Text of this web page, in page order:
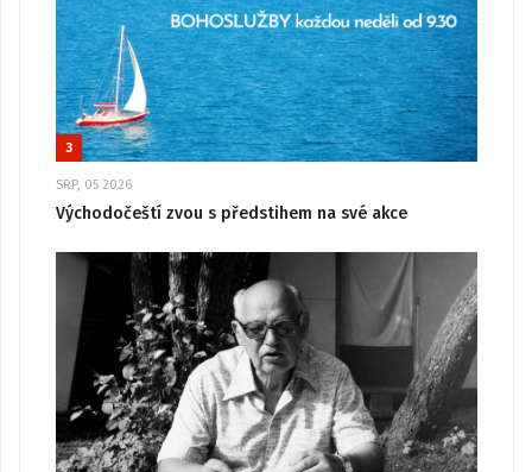
3
SRP, 05 2026
Východočeští zvou s předstihem na své akce